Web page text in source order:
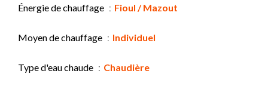
Énergie de chauffage Fioul / Mazout
Moyen de chauffage Individuel
Type d'eau chaude Chaudière